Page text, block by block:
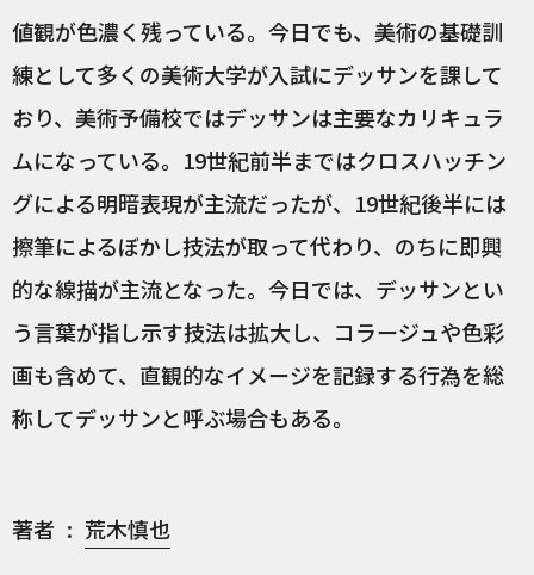
値観が色濃く残っている。今日でも、美術の基礎訓
練として多くの美術大学が入試にデッサンを課して
おり、美術予備校ではデッサンは主要なカリキュラ
ムになっている。19世紀前半まではクロスハッチン
グによる明暗表現が主流だったが、19世紀後半には
擦筆によるぼかし技法が取って代わり、のちに即興
的な線描が主流となった。今日では、デッサンとい
う言葉が指し示す技法は拡大し、コラージュや色彩
画も含めて、直観的なイメージを記録する行為を総
称してデッサンと呼ぶ場合もある。
著者 荒木慎也